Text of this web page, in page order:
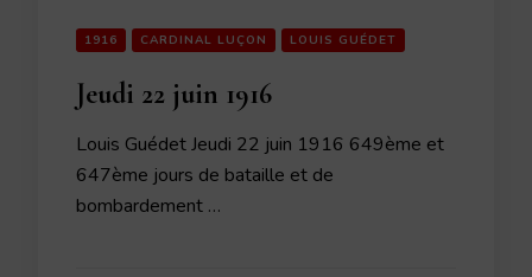
1916 CARDINAL LUÇON LOUIS GUÉDET
Jeudi 22 juin 1916
Louis Guédet Jeudi 22 juin 1916 649ème et
647ème jours de bataille et de
bombardement …